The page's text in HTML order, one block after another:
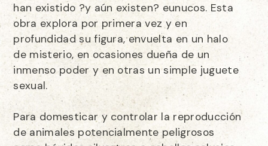
han existido ?y aún existen? eunucos. Esta
obra explora por primera vez y en
profundidad su figura, envuelta en un halo
de misterio, en ocasiones dueña de un
inmenso poder y en otras un simple juguete
sexual.
Para domesticar y controlar la reproducción
de animales potencialmente peligrosos